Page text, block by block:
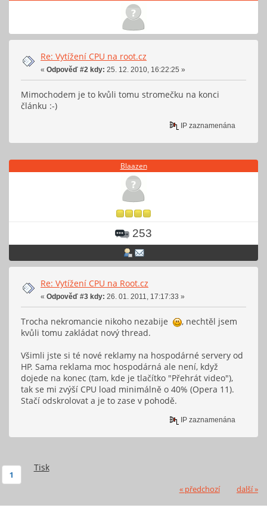
Re: Vytížení CPU na root.cz
« Odpověď #2 kdy: 25. 12. 2010, 16:22:25 »
Mimochodem je to kvůli tomu stromečku na konci
článku :-)
IP zaznamenána
Blaazen
253
Re: Vytížení CPU na Root.cz
« Odpověď #3 kdy: 26. 01. 2011, 17:17:33 »
Trocha nekromancie nikoho nezabije
, nechtěl jsem
kvůli tomu zakládat nový thread.
Všimli jste si té nové reklamy na hospodárné servery od
HP. Sama reklama moc hospodárná ale není, když
dojede na konec (tam, kde je tlačítko "Přehrát video"),
tak se mi zvýší CPU load minimálně o 40% (Opera 11).
Stačí odskrolovat a je to zase v pohodě.
IP zaznamenána
Tisk
1
« předchozí další »